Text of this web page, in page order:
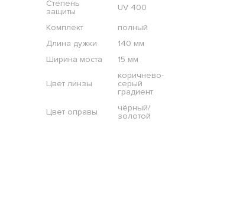
Степень
защиты
UV 400
Комплект
полный
Длина дужки
140 мм
Ширина моста
15 мм
Цвет линзы
коричнево-
серый
градиент
Цвет оправы
чёрный/
золотой